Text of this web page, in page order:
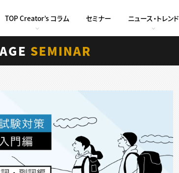
TOP Creator’s コラム セミナー ニュース・トレンド
SEMINAR